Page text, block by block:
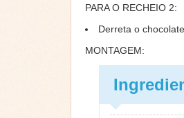
PARA O RECHEIO 2:
Derreta o
MONTAGEM: